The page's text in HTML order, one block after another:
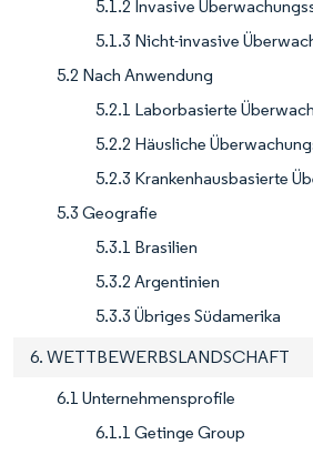
5.1.2 Invasive
5.1.3 Nicht-invasive
5.2 Nach Anwendung
5.2.1 Laborbasierte
5.2.2 Häusliche
5.2.3 Krankenhausbasierte
5.3 Geografie
5.3.1 Brasilien
5.3.2 Argentinien
5.3.3 Übriges Südamerika
6. WETTBEWERBSLANDSCHAFT
6.1 Unternehmensprofile
6.1.1 Getinge Group